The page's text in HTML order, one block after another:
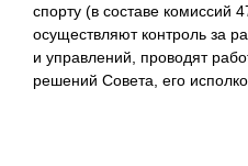
спорту (в составе комиссий
осуществляют контроль за
и управлений, проводят
решений Совета, его